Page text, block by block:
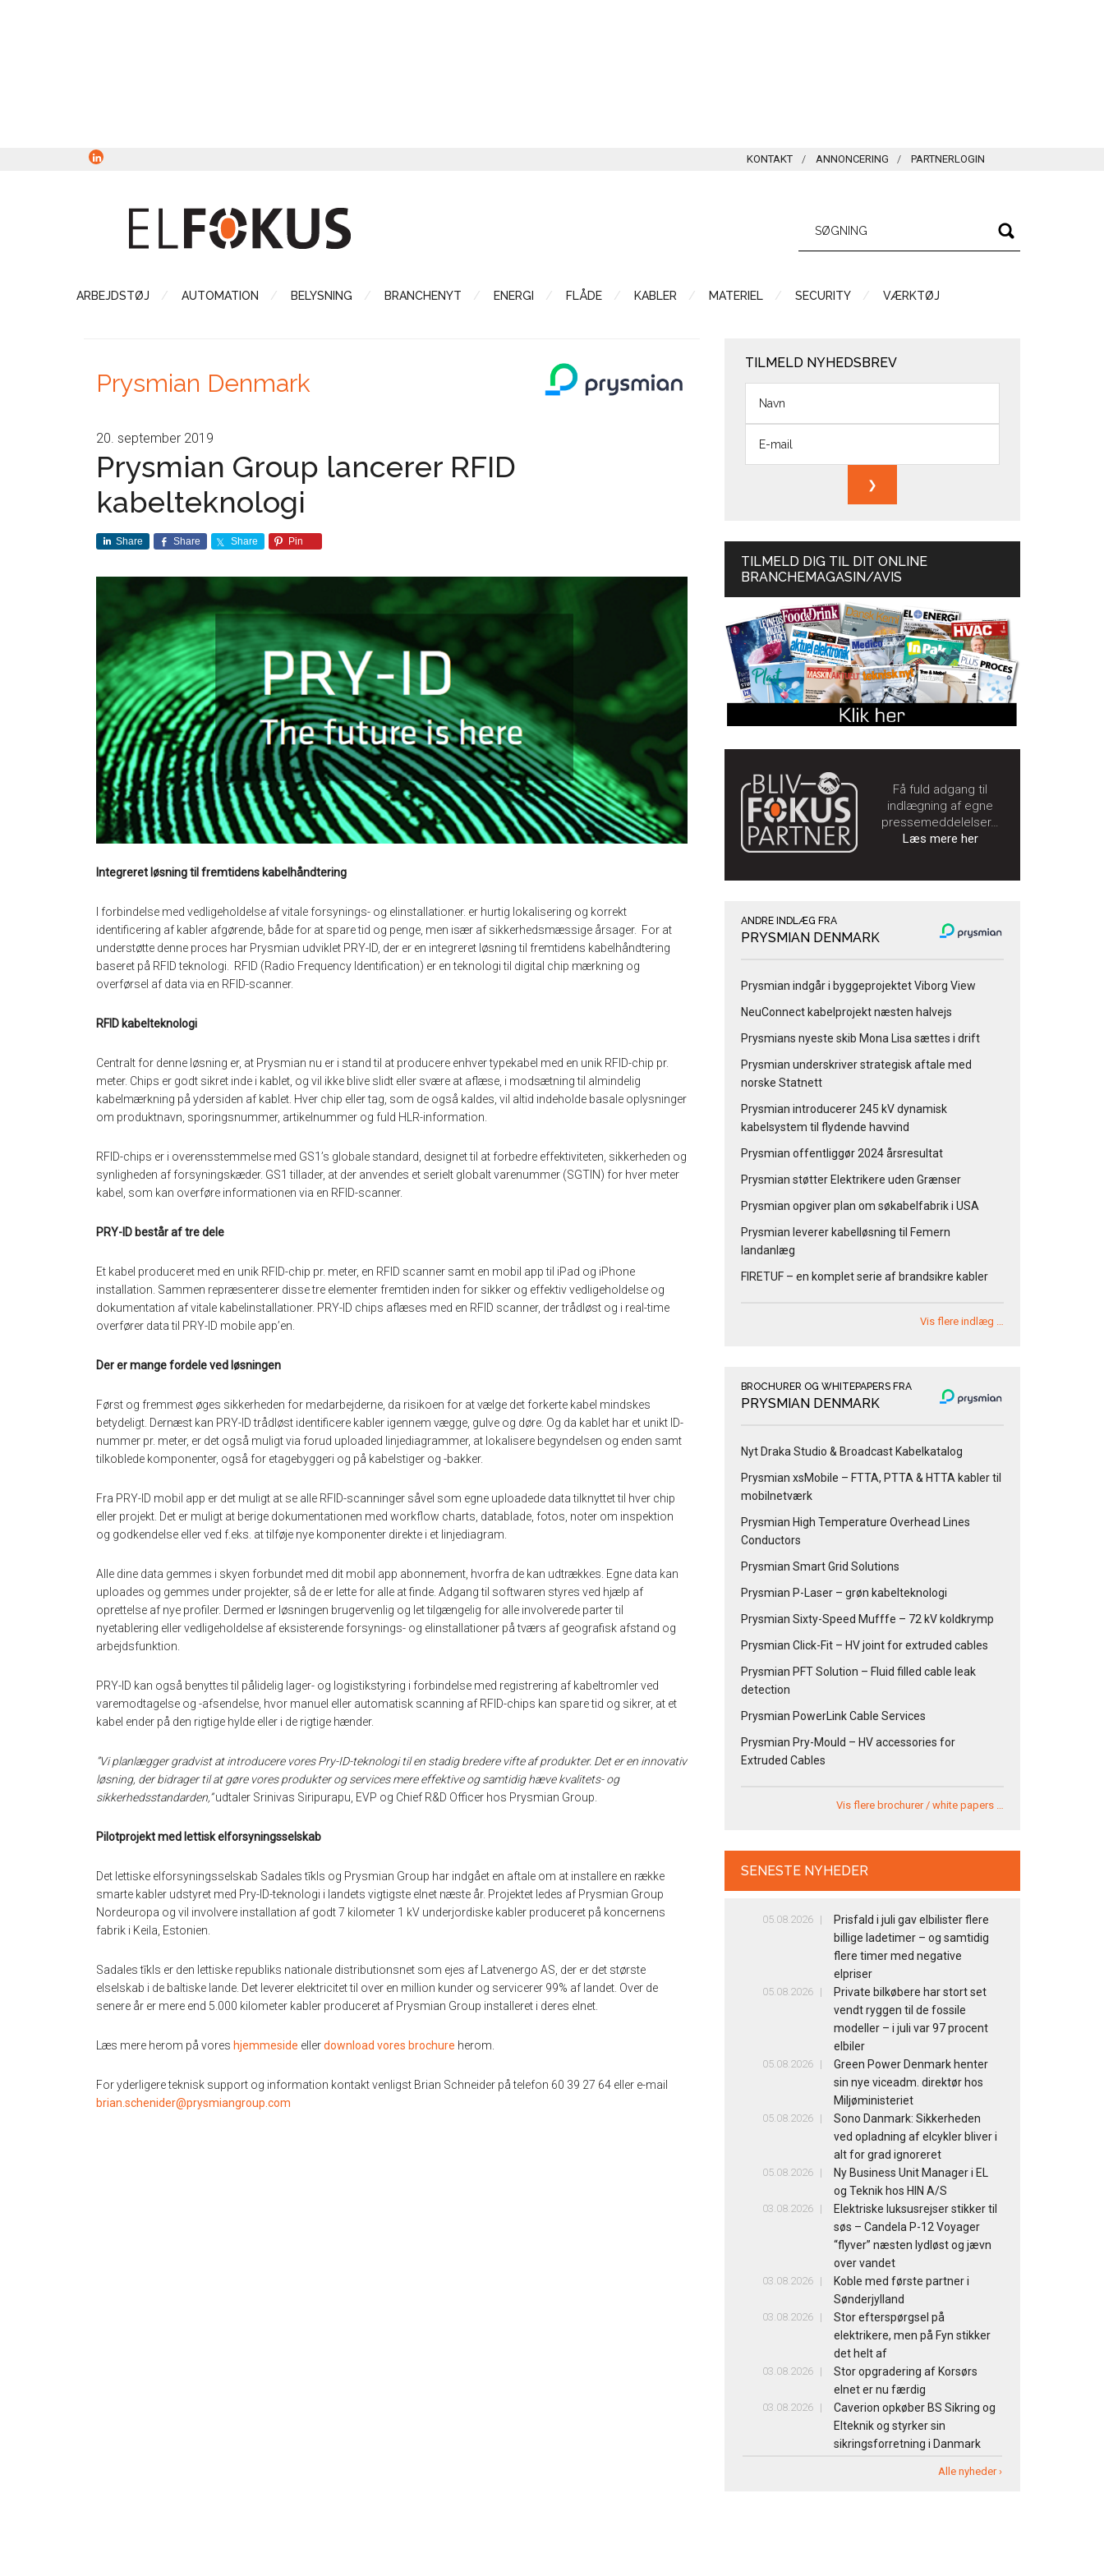
KONTAKT ANNONCERING PARTNERLOGIN
ARBEJDSTØJ AUTOMATION BELYSNING BRANCHENYT ENERGI FLÅDE KABLER MATERIEL SECURITY VÆRKTØJ
Prysmian Denmark
20. september 2019
Prysmian Group lancerer RFID
kabelteknologi
Share Share Share Pin
Integreret løsning til fremtidens kabelhåndtering
I forbindelse med vedligeholdelse af vitale forsynings- og elinstallationer. er hurtig lokalisering og korrekt
identificering af kabler afgørende, både for at spare tid og penge, men især af sikkerhedsmæssige årsager. For at
understøtte denne proces har Prysmian udviklet PRY-ID, der er en integreret løsning til fremtidens kabelhåndtering
baseret på RFID teknologi. RFID (Radio Frequency Identification) er en teknologi til digital chip mærkning og
overførsel af data via en RFID-scanner.
RFID kabelteknologi
Centralt for denne løsning er, at Prysmian nu er i stand til at producere enhver typekabel med en unik RFID-chip pr.
meter. Chips er godt sikret inde i kablet, og vil ikke blive slidt eller svære at aflæse, i modsætning til almindelig
kabelmærkning på ydersiden af kablet. Hver chip eller tag, som de også kaldes, vil altid indeholde basale oplysninger
om produktnavn, sporingsnummer, artikelnummer og fuld HLR-information.
RFID-chips er i overensstemmelse med GS1’s globale standard, designet til at forbedre effektiviteten, sikkerheden og
synligheden af ​​forsyningskæder. GS1 tillader, at der anvendes et serielt globalt varenummer (SGTIN) for hver meter
kabel, som kan overføre informationen via en RFID-scanner.
PRY-ID består af tre dele
Et kabel produceret med en unik RFID-chip pr. meter, en RFID scanner samt en mobil app til iPad og iPhone
installation. Sammen repræsenterer disse tre elementer fremtiden inden for sikker og effektiv vedligeholdelse og
dokumentation af vitale kabelinstallationer. PRY-ID chips aflæses med en RFID scanner, der trådløst og i real-time
overfører data til PRY-ID mobile app’en.
Der er mange fordele ved løsningen
Først og fremmest øges sikkerheden for medarbejderne, da risikoen for at vælge det forkerte kabel mindskes
betydeligt. Dernæst kan PRY-ID trådløst identificere kabler igennem vægge, gulve og døre. Og da kablet har et unikt ID-
nummer pr. meter, er det også muligt via forud uploaded linjediagrammer, at lokalisere begyndelsen og enden samt
tilkoblede komponenter, også for etagebyggeri og på kabelstiger og -bakker.
Fra PRY-ID mobil app er det muligt at se alle RFID-scanninger såvel som egne uploadede data tilknyttet til hver chip
eller projekt. Det er muligt at berige dokumentationen med workflow charts, datablade, fotos, noter om inspektion
og godkendelse eller ved f.eks. at tilføje nye komponenter direkte i et linjediagram.
Alle dine data gemmes i skyen forbundet med dit mobil app abonnement, hvorfra de kan udtrækkes. Egne data kan
uploades og gemmes under projekter, så de er lette for alle at finde. Adgang til softwaren styres ved hjælp af
oprettelse af nye profiler. Dermed er løsningen brugervenlig og let tilgængelig for alle involverede parter til
nyetablering eller vedligeholdelse af eksisterende forsynings- og elinstallationer på tværs af geografisk afstand og
arbejdsfunktion.
PRY-ID kan også benyttes til pålidelig lager- og logistikstyring i forbindelse med registrering af kabeltromler ved
varemodtagelse og -afsendelse, hvor manuel eller automatisk scanning af RFID-chips kan spare tid og sikrer, at et
kabel ender på den rigtige hylde eller i de rigtige hænder.
”Vi planlægger gradvist at introducere vores Pry-ID-teknologi til en stadig bredere vifte af produkter. Det er en innovativ
løsning, der bidrager til at gøre vores produkter og services mere effektive og samtidig hæve kvalitets- og
sikkerhedsstandarden,”udtaler Srinivas Siripurapu, EVP og Chief R&D Officer hos Prysmian Group.
Pilotprojekt med lettisk elforsyningsselskab
Det lettiske elforsyningsselskab Sadales tīkls og Prysmian Group har indgået en aftale om at installere en række
smarte kabler udstyret med Pry-ID-teknologi i landets vigtigste elnet næste år. Projektet ledes af Prysmian Group
Nordeuropa og vil involvere installation af godt 7 kilometer 1 kV underjordiske kabler produceret på koncernens
fabrik i Keila, Estonien.
Sadales tīkls er den lettiske republiks nationale distributionsnet som ejes af Latvenergo AS, der er det største
elselskab i de baltiske lande. Det leverer elektricitet til over en million kunder og servicerer 99% af landet. Over de
senere år er mere end 5.000 kilometer kabler produceret af Prysmian Group installeret i deres elnet.
Læs mere herom på vores hjemmeside ellerdownload vores brochure herom.
For yderligere teknisk support og information kontakt venligst Brian Schneider på telefon 60 39 27 64 eller e-mail
brian.schenider@prysmiangroup.com
TILMELD NYHEDSBREV
TILMELD DIG TIL DIT ONLINE
BRANCHEMAGASIN/AVIS
Få fuld adgang til
indlægning af egne
pressemeddelelser…
Læs mere her
ANDRE INDLÆG FRA
PRYSMIAN DENMARK
Prysmian indgår i byggeprojektet Viborg View
NeuConnect kabelprojekt næsten halvejs
Prysmians nyeste skib Mona Lisa sættes i drift
Prysmian underskriver strategisk aftale med
norske Statnett
Prysmian introducerer 245 kV dynamisk
kabelsystem til flydende havvind
Prysmian offentliggør 2024 årsresultat
Prysmian støtter Elektrikere uden Grænser
Prysmian opgiver plan om søkabelfabrik i USA
Prysmian leverer kabelløsning til Femern
landanlæg
FIRETUF – en komplet serie af brandsikre kabler
Vis flere indlæg …
BROCHURER OG WHITEPAPERS FRA
PRYSMIAN DENMARK
Nyt Draka Studio & Broadcast Kabelkatalog
Prysmian xsMobile – FTTA, PTTA & HTTA kabler til
mobilnetværk
Prysmian High Temperature Overhead Lines
Conductors
Prysmian Smart Grid Solutions
Prysmian P-Laser – grøn kabelteknologi
Prysmian Sixty-Speed Mufffe – 72 kV koldkrymp
Prysmian Click-Fit – HV joint for extruded cables
Prysmian PFT Solution – Fluid filled cable leak
detection
Prysmian PowerLink Cable Services
Prysmian Pry-Mould – HV accessories for
Extruded Cables
Vis flere brochurer / white papers …
SENESTE NYHEDER
05.08.2026
Prisfald i juli gav elbilister flere
billige ladetimer – og samtidig
flere timer med negative
elpriser
05.08.2026
Private bilkøbere har stort set
vendt ryggen til de fossile
modeller – i juli var 97 procent
elbiler
05.08.2026
Green Power Denmark henter
sin nye viceadm. direktør hos
Miljøministeriet
05.08.2026
Sono Danmark: Sikkerheden
ved opladning af elcykler bliver i
alt for grad ignoreret
05.08.2026
Ny Business Unit Manager i EL
og Teknik hos HIN A/S
03.08.2026
Elektriske luksusrejser stikker til
søs – Candela P-12 Voyager
“flyver” næsten lydløst og jævn
over vandet
03.08.2026
Koble med første partner i
Sønderjylland
03.08.2026
Stor efterspørgsel på
elektrikere, men på Fyn stikker
det helt af
03.08.2026
Stor opgradering af Korsørs
elnet er nu færdig
03.08.2026
Caverion opkøber BS Sikring og
Elteknik og styrker sin
sikringsforretning i Danmark
Alle nyheder ›